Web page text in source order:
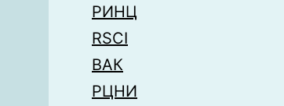
РИНЦ
RSCI
ВАК
РЦНИ